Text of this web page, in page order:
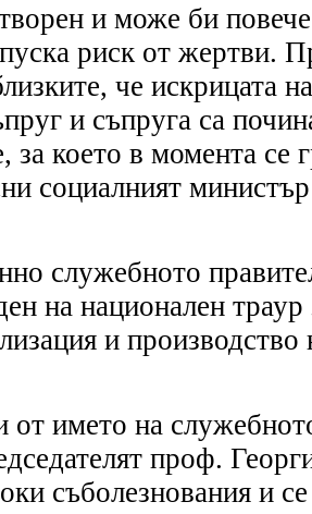
и може би
риск от жертви.
че искрицата
и съпруга са
за което в момента се
социалният
служебното
на национален
и
от името на
проф.
съболезнования и